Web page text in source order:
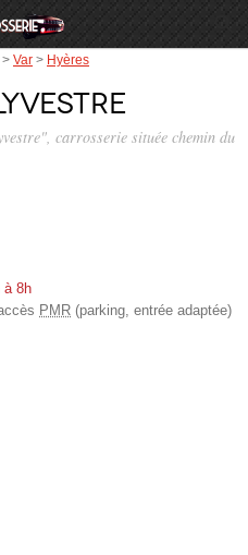
> Var > Hyères
carrosserie située chemin du
à 8h
PMR (parking, entrée adaptée)